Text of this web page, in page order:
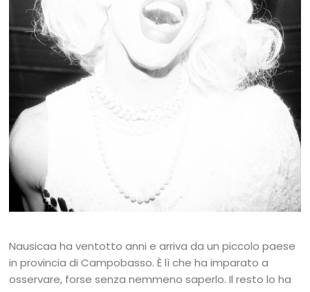
Nausicaa ha ventotto anni e arriva da un piccolo paese
in provincia di Campobasso. È lì che ha imparato a
osservare, forse senza nemmeno saperlo. Il resto lo ha